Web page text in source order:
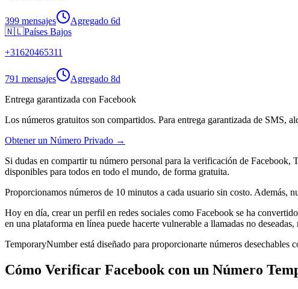
399 mensajes Agregado 6d
🇳🇱Países Bajos
+31620465311
791 mensajes Agregado 8d
Entrega garantizada con Facebook
Los números gratuitos son compartidos. Para entrega garantizada de SMS,
Obtener un Número Privado →
Si dudas en compartir tu número personal para la verificación de Facebook,
disponibles para todos en todo el mundo, de forma gratuita.
Proporcionamos números de 10 minutos a cada usuario sin costo. Además,
Hoy en día, crear un perfil en redes sociales como Facebook se ha
en una plataforma en línea puede hacerte vulnerable a llamadas no deseadas,
TemporaryNumber está diseñado para proporcionarte números
Cómo Verificar Facebook con un Número